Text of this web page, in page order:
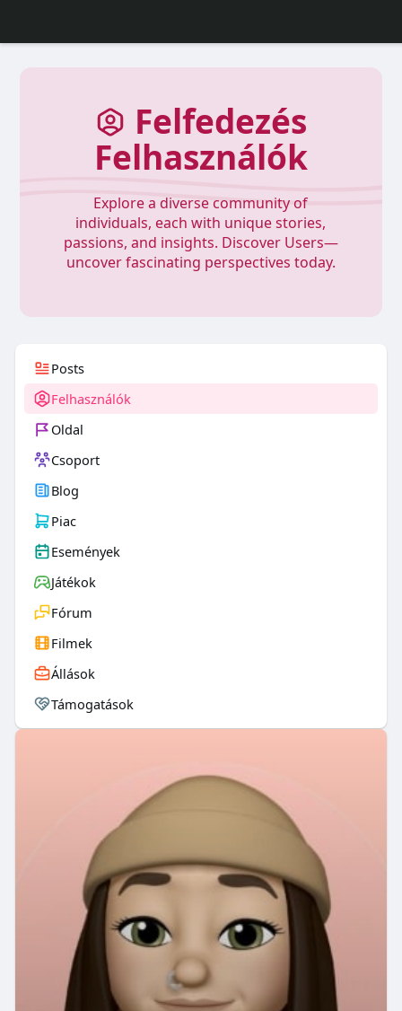
Felfedezés
Felhasználók
Explore a diverse community of
individuals, each with unique stories,
passions, and insights. Discover Users—
uncover fascinating perspectives today.
Posts
Felhasználók
Oldal
Csoport
Blog
Piac
Események
Játékok
Fórum
Filmek
Állások
Támogatások